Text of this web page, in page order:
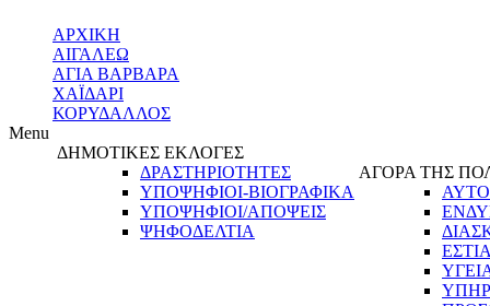
ΑΡΧΙΚΗ
ΑΙΓΑΛΕΩ
ΑΓΙΑ ΒΑΡΒΑΡΑ
ΧΑΪΔΑΡΙ
ΚΟΡΥΔΑΛΛΟΣ
Menu
ΔΗΜΟΤΙΚΕΣ ΕΚΛΟΓΕΣ
ΔΡΑΣΤΗΡΙΟΤΗΤΕΣ
ΥΠΟΨΗΦΙΟΙ-ΒΙΟΓΡΑΦΙΚΑ
ΥΠΟΨΗΦΙΟΙ/ΑΠΟΨΕΙΣ
ΨΗΦΟΔΕΛΤΙΑ
ΑΓΟΡΑ ΤΗΣ